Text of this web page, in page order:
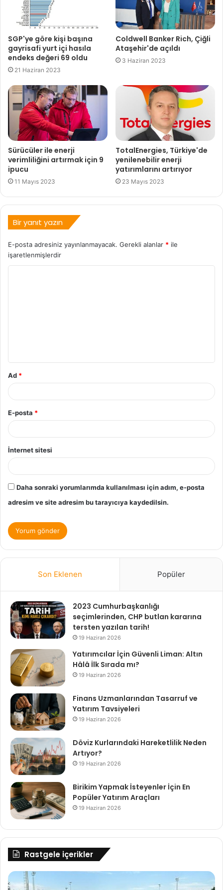
SGP'ye göre kişi başına
gayrisafi yurt içi hasıla
endeks değeri 69 oldu
21 Haziran 2023
Coldwell Banker Rich, Çiğli
Ataşehir'de açıldı
3 Haziran 2023
Sürücüler ile enerji
verimliliğini artırmak için 9
ipucu
11 Mayıs 2023
TotalEnergies, Türkiye'de
yenilenebilir enerji
yatırımlarını artırıyor
23 Mayıs 2023
Bir yanıt yazın
E-posta adresiniz yayınlanmayacak. Gerekli alanlar * ile
işaretlenmişlerdir
Ad *
E-posta *
İnternet sitesi
Daha sonraki yorumlarımda kullanılması için adım, e-posta
adresim ve site adresim bu tarayıcıya kaydedilsin.
Son Eklenen Popüler
2023 Cumhurbaşkanlığı
seçimlerinden, CHP butlan kararına
tersten yazılan tarih!
19 Haziran 2026
Yatırımcılar İçin Güvenli Liman: Altın
Hâlâ İlk Sırada mı?
19 Haziran 2026
Finans Uzmanlarından Tasarruf ve
Yatırım Tavsiyeleri
19 Haziran 2026
Döviz Kurlarındaki Hareketlilik Neden
Artıyor?
19 Haziran 2026
Birikim Yapmak İsteyenler İçin En
Popüler Yatırım Araçları
19 Haziran 2026
Rastgele içerikler
TFF
Başkanı